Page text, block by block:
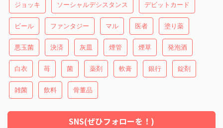
ジョッキ ソーシャルデシスタンス デビットカード
ビール ファンタジー マル 医者 塗り薬
悪玉菌 決済 灰皿 煙管 煙草 発泡酒
白衣 苺 菌 薬剤 軟膏 銀行 錠剤
雑菌 飲料 骨董品
SNS(ぜひフォローを！)